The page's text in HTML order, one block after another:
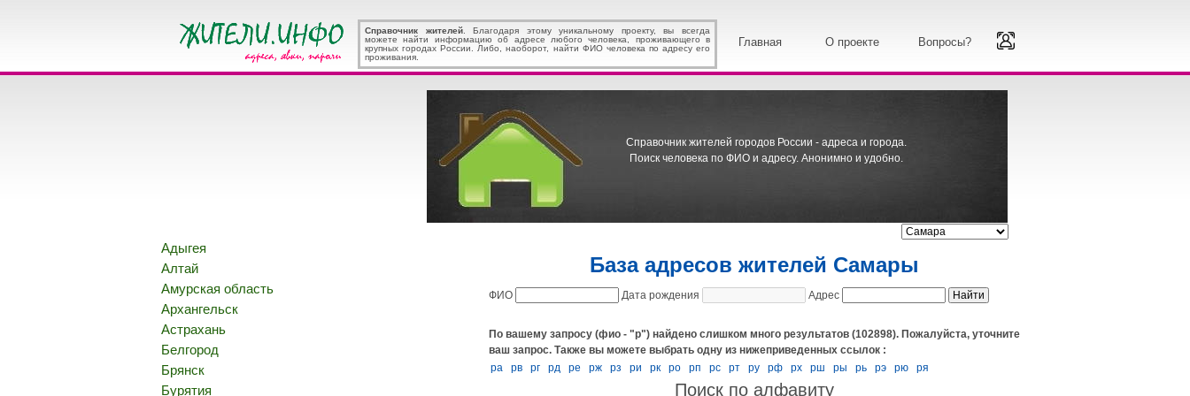
Справочник жителей. Благодаря этому уникальному проекту, вы всегда
можете найти информацию об адресе любого человека, проживающего в
крупных городах России. Либо, наоборот, найти ФИО человека по адресу его
проживания.
Главная О проекте Вопросы?
Справочник жителей городов России - адреса и города.
Поиск человека по ФИО и адресу. Анонимно и удобно.
Адыгея
Алтай
Амурская область
Архангельск
Астрахань
Белгород
Брянск
Бурятия
База адресов жителей Самары
ФИО Дата рождения Адрес
По вашему запросу (фио - "р") найдено слишком много результатов (102898). Пожалуйста, уточните
ваш запрос. Также вы можете выбрать одну из нижеприведенных ссылок :
ра
рв рг рд ре рж рз ри рк ро рп рс рт ру рф рх рш ры рь рэ рю ря
Поиск по алфавиту